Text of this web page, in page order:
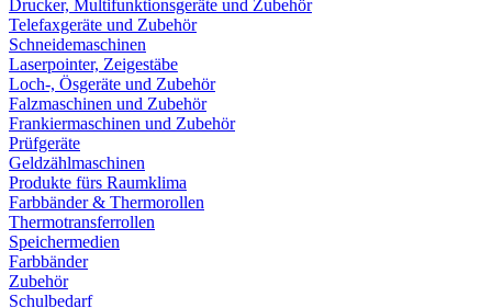
Drucker, Multifunktionsgeräte und Zubehör
Telefaxgeräte und Zubehör
Schneidemaschinen
Laserpointer, Zeigestäbe
Loch-, Ösgeräte und Zubehör
Falzmaschinen und Zubehör
Frankiermaschinen und Zubehör
Prüfgeräte
Geldzählmaschinen
Produkte fürs Raumklima
Farbbänder & Thermorollen
Thermotransferrollen
Speichermedien
Farbbänder
Zubehör
Schulbedarf